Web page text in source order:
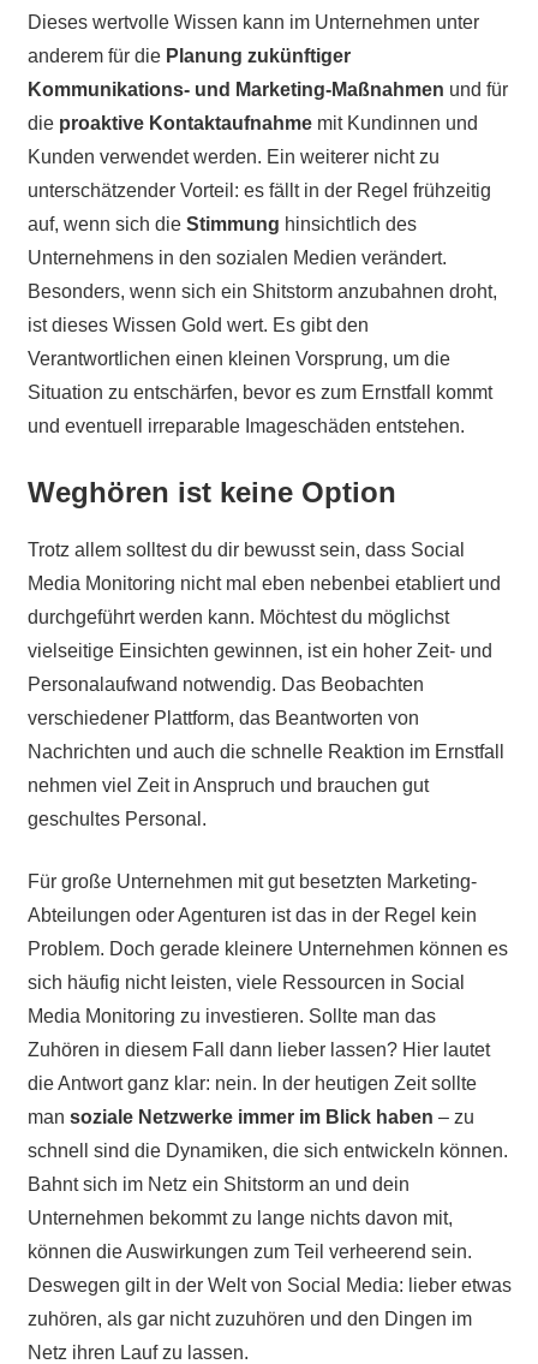
Dieses wertvolle Wissen kann im Unternehmen unter
anderem für die Planung zukünftiger
Kommunikations- und Marketing-Maßnahmen und für
die proaktive Kontaktaufnahmemit Kundinnen und
Kunden verwendet werden. Ein weiterer nicht zu
unterschätzender Vorteil: es fällt in der Regel frühzeitig
auf, wenn sich die Stimmung hinsichtlich des
Unternehmens in den sozialen Medien verändert.
Besonders, wenn sich ein Shitstorm anzubahnen droht,
ist dieses Wissen Gold wert. Es gibt den
Verantwortlichen einen kleinen Vorsprung, um die
Situation zu entschärfen, bevor es zum Ernstfall kommt
und eventuell irreparable Imageschäden entstehen.
Weghören ist keine Option
Trotz allem solltest du dir bewusst sein, dass Social
Media Monitoring nicht mal eben nebenbei etabliert und
durchgeführt werden kann. Möchtest du möglichst
vielseitige Einsichten gewinnen, ist ein hoher Zeit- und
Personalaufwand notwendig. Das Beobachten
verschiedener Plattform, das Beantworten von
Nachrichten und auch die schnelle Reaktion im Ernstfall
nehmen viel Zeit in Anspruch und brauchen gut
geschultes Personal.
Für große Unternehmen mit gut besetzten Marketing-
Abteilungen oder Agenturen ist das in der Regel kein
Problem. Doch gerade kleinere Unternehmen können es
sich häufig nicht leisten, viele Ressourcen in Social
Media Monitoring zu investieren. Sollte man das
Zuhören in diesem Fall dann lieber lassen? Hier lautet
die Antwort ganz klar: nein. In der heutigen Zeit sollte
man soziale Netzwerke immer im Blick haben – zu
schnell sind die Dynamiken, die sich entwickeln können.
Bahnt sich im Netz ein Shitstorm an und dein
Unternehmen bekommt zu lange nichts davon mit,
können die Auswirkungen zum Teil verheerend sein.
Deswegen gilt in der Welt von Social Media: lieber etwas
zuhören, als gar nicht zuzuhören und den Dingen im
Netz ihren Lauf zu lassen.